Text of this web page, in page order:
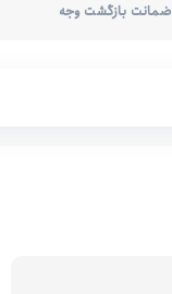
ضمانت بازگشت وجه